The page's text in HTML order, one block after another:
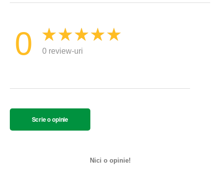
0 0 review-uri
Scrie o opinie
Nici o opinie!